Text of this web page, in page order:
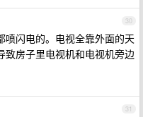
30
喷闪电的。电视全靠外面的天
房子里电视机和电视机旁边
31